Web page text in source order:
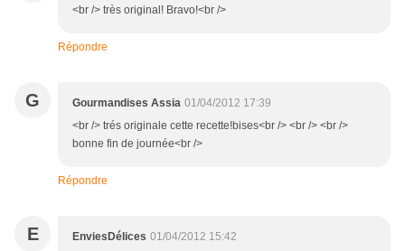
<br /> très original! Bravo!<br />
Répondre
G Gourmandises Assia 01/04/2012 17:39
<br /> trés originale cette recette!bises<br /> <br /> <br />
bonne fin de journée<br />
Répondre
E EnviesDélices 01/04/2012 15:42